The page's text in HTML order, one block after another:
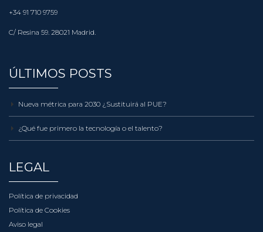
+34 91 710 9759
C/ Resina 59. 28021 Madrid.
ÚLTIMOS POSTS
Nueva métrica para 2030 ¿Sustituirá al PUE?
¿Qué fue primero la tecnología o el talento?
LEGAL
Política de privacidad
Política de Cookies
Aviso legal